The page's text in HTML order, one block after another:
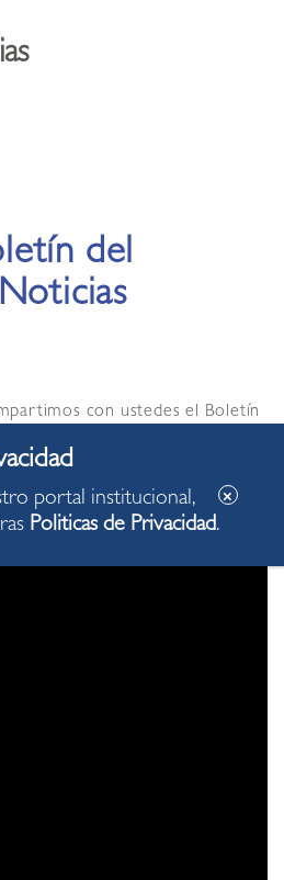
del
con ustedes el Boletín
de 2021, con algunas de las
nuestro distrito.
portal institucional,
Politicas de Privacidad.